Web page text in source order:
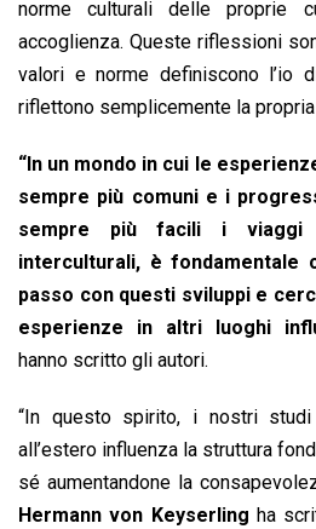
norme culturali delle proprie
accoglienza. Queste riflessioni
valori e norme definiscono l’io
riflettono semplicemente la
“In un mondo in cui le
sempre più comuni e i
sempre più facili i viaggi
interculturali, è fondamentale
passo con questi sviluppi e
esperienze in altri luoghi
hanno scritto gli autori.
“In questo spirito, i nostri
all’estero influenza la struttura
sé aumentandone la
Hermann von Keyserling ha